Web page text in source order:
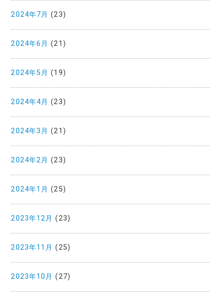
2024年7月 (23)
2024年6月 (21)
2024年5月 (19)
2024年4月 (23)
2024年3月 (21)
2024年2月 (23)
2024年1月 (25)
2023年12月 (23)
2023年11月 (25)
2023年10月 (27)